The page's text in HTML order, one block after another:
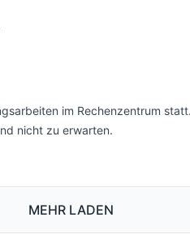
im Rechenzentrum
nicht zu erwarten.
MEHR LADEN